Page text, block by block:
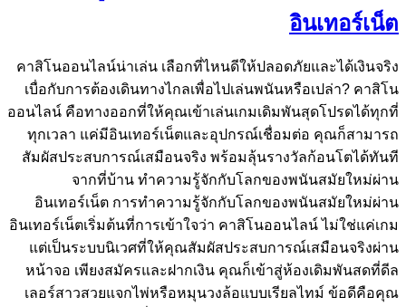
อินเทอร์เน็ต
คาสิโนออนไลน์น่าเล่น เลือกที่ไหนดีให้ปลอดภัยและได้เงินจริง
เบื่อกับการต้องเดินทางไกลเพื่อไปเล่นพนันหรือเปล่า? คาสิโน
ออนไลน์ คือทางออกที่ให้คุณเข้าเล่นเกมเดิมพันสุดโปรดได้ทุกที่
ทุกเวลา แค่มีอินเทอร์เน็ตและอุปกรณ์เชื่อมต่อ คุณก็สามารถ
สัมผัสประสบการณ์เสมือนจริง พร้อมลุ้นรางวัลก้อนโตได้ทันที
จากที่บ้าน ทำความรู้จักกับโลกของพนันสมัยใหม่ผ่าน
อินเทอร์เน็ต การทำความรู้จักกับโลกของพนันสมัยใหม่ผ่าน
อินเทอร์เน็ตเริ่มต้นที่การเข้าใจว่า คาสิโนออนไลน์ ไม่ใช่แค่เกม
แต่เป็นระบบนิเวศที่ให้คุณสัมผัสประสบการณ์เสมือนจริงผ่าน
หน้าจอ เพียงสมัครและฝากเงิน คุณก็เข้าสู่ห้องเดิมพันสดที่ดีล
เลอร์สาวสวยแจกไพ่หรือหมุนวงล้อแบบเรียลไทม์ ข้อดีคือคุณ